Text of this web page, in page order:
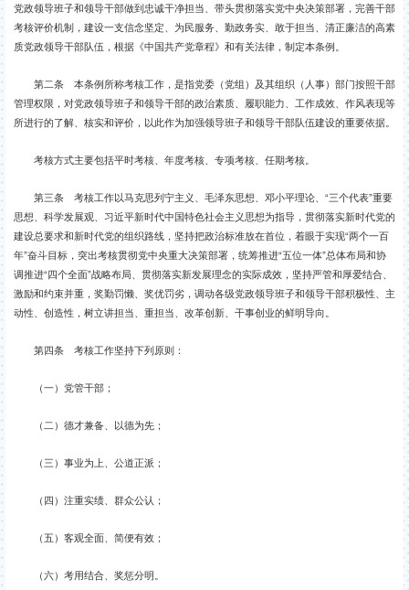
党政领导班子和领导干部做到忠诚干净担当、带头贯彻落实党中央决策部署，完善干部
考核评价机制，建设一支信念坚定、为民服务、勤政务实、敢于担当、清正廉洁的高素
质党政领导干部队伍，根据《中国共产党章程》和有关法律，制定本条例。
第二条 本条例所称考核工作，是指党委（党组）及其组织（人事）部门按照干部
管理权限，对党政领导班子和领导干部的政治素质、履职能力、工作成效、作风表现等
所进行的了解、核实和评价，以此作为加强领导班子和领导干部队伍建设的重要依据。
考核方式主要包括平时考核、年度考核、专项考核、任期考核。
第三条 考核工作以马克思列宁主义、毛泽东思想、邓小平理论、“三个代表”重要
思想、科学发展观、习近平新时代中国特色社会主义思想为指导，贯彻落实新时代党的
建设总要求和新时代党的组织路线，坚持把政治标准放在首位，着眼于实现“两个一百
年”奋斗目标，突出考核贯彻党中央重大决策部署，统筹推进“五位一体”总体布局和协
调推进“四个全面”战略布局、贯彻落实新发展理念的实际成效，坚持严管和厚爱结合、
激励和约束并重，奖勤罚懒、奖优罚劣，调动各级党政领导班子和领导干部积极性、主
动性、创造性，树立讲担当、重担当、改革创新、干事创业的鲜明导向。
第四条 考核工作坚持下列原则：
（一）党管干部；
（二）德才兼备、以德为先；
（三）事业为上、公道正派；
（四）注重实绩、群众公认；
（五）客观全面、简便有效；
（六）考用结合、奖惩分明。